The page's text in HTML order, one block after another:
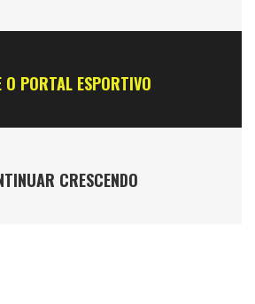
O PORTAL ESPORTIVO
CRESCENDO